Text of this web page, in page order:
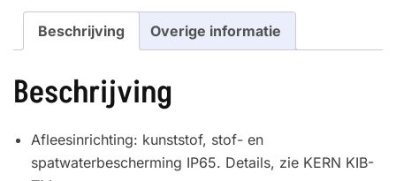
Beschrijving Overige informatie
Beschrijving
Afleesinrichting: kunststof, stof- en
spatwaterbescherming IP65. Details, zie KERN KIB-